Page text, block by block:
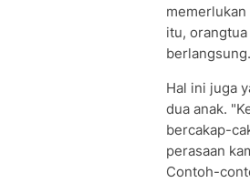
itu,
berlangsung.
Hal ini juga
dua anak.
bercakap-
perasaan
Contoh-